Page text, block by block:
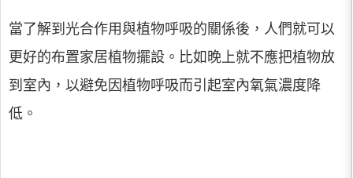
當了解到光合作用與植物呼吸的關係後，人們就可以
更好的布置家居植物擺設。比如晚上就不應把植物放
到室內，以避免因植物呼吸而引起室內氧氣濃度降
低。